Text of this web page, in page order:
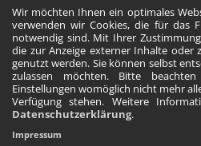
Wir möchten Ihnen ein optimales
verwenden wir Cookies, die für das
notwendig sind. Mit Ihrer
die zur Anzeige externer Inhalte oder
genutzt werden. Sie können selbst
zulassen möchten. Bitte
Einstellungen womöglich nicht mehr
Verfügung stehen. Weitere
Datenschutzerklärung.
Impressum